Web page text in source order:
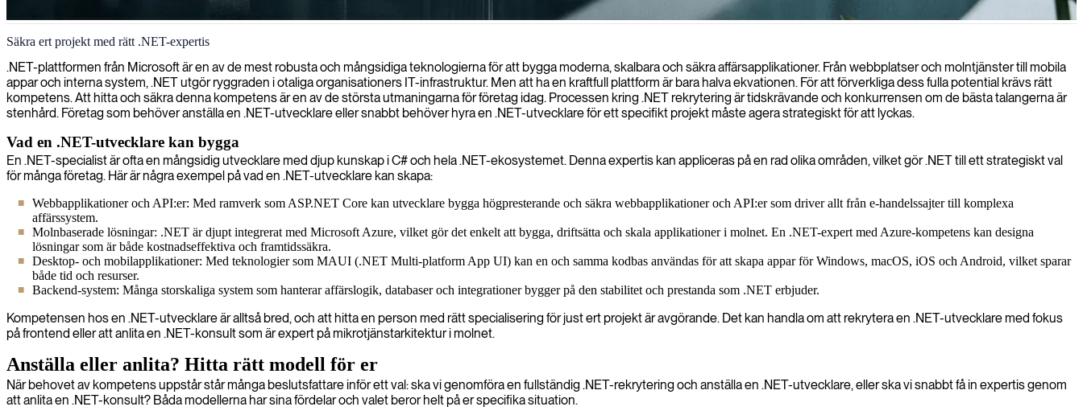
.NET-mjukvaruutveckling
Vi levererar specialiserade .NET-utvecklare som bygger robusta, effektiva applikationer samtidigt som de sömlöst integreras med ditt team för att driva dina projekt framåt.
Säkra ert projekt med rätt .NET-expertis
.NET-plattformen från Microsoft är en av de mest robusta och mångsidiga teknologierna för att bygga moderna, skalbara och säkra affärsapplikationer. Från webbplatser och molntjänster till mobila
appar och interna system, .NET utgör ryggraden i otaliga organisationers IT-infrastruktur. Men att ha en kraftfull plattform är bara halva ekvationen. För att förverkliga dess fulla potential krävs rätt
kompetens. Att hitta och säkra denna kompetens är en av de största utmaningarna för företag idag. Processen kring .NET rekrytering är tidskrävande och konkurrensen om de bästa talangerna är
stenhård. Företag som behöver anställa en .NET-utvecklare eller snabbt behöver hyra en .NET-utvecklare för ett specifikt projekt måste agera strategiskt för att lyckas.
Vad en .NET-utvecklare kan bygga
En .NET-specialist är ofta en mångsidig utvecklare med djup kunskap i C# och hela .NET-ekosystemet. Denna expertis kan appliceras på en rad olika områden, vilket gör .NET till ett strategiskt val
för många företag. Här är några exempel på vad en .NET-utvecklare kan skapa:
Webbapplikationer och API:er: Med ramverk som ASP.NET Core kan utvecklare bygga högpresterande och säkra webbapplikationer och API:er som driver allt från e-handelssajter till komplexa
affärssystem.
Molnbaserade lösningar: .NET är djupt integrerat med Microsoft Azure, vilket gör det enkelt att bygga, driftsätta och skala applikationer i molnet. En .NET-expert med Azure-kompetens kan designa
lösningar som är både kostnadseffektiva och framtidssäkra.
Desktop- och mobilapplikationer: Med teknologier som MAUI (.NET Multi-platform App UI) kan en och samma kodbas användas för att skapa appar för Windows, macOS, iOS och Android, vilket sparar
både tid och resurser.
Backend-system: Många storskaliga system som hanterar affärslogik, databaser och integrationer bygger på den stabilitet och prestanda som .NET erbjuder.
Kompetensen hos en .NET-utvecklare är alltså bred, och att hitta en person med rätt specialisering för just ert projekt är avgörande. Det kan handla om att rekrytera en .NET-utvecklare med fokus
på frontend eller att anlita en .NET-konsult som är expert på mikrotjänstarkitektur i molnet.
Anställa eller anlita? Hitta rätt modell för er
När behovet av kompetens uppstår står många beslutsfattare inför ett val: ska vi genomföra en fullständig .NET-rekrytering och anställa en .NET-utvecklare, eller ska vi snabbt få in expertis genom
att anlita en .NET-konsult? Båda modellerna har sina fördelar och valet beror helt på er specifika situation.